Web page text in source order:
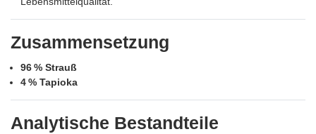
Zusammensetzung
96 % Strauß
4 % Tapioka
Analytische Bestandteile